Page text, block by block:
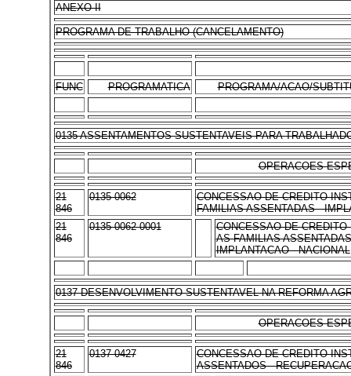
ANEXO II
PROGRAMA DE TRABALHO (CANCELAMENTO)
FUNC PROGRAMATICA PROGRAMA/ACAO/
0135 ASSENTAMENTOS SUSTENTAVEIS PARA
OPERACOES
21
846
0135 0062
CONCESSAO DE CREDITO-
FAMILIAS ASSENTADAS -
21
846
0135 0062 0001
CONCESSAO DE
AS FAMILIAS
IMPLANTACAO - NACIONAL
0137 DESENVOLVIMENTO SUSTENTAVEL NA REFORMA
OPERACOES
21
846
0137 0427
CONCESSAO DE CREDITO-
ASSENTADOS -